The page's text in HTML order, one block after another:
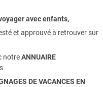
avec enfants,
et approuvé à retrouver sur
notreANNUAIRE
DE VACANCES EN